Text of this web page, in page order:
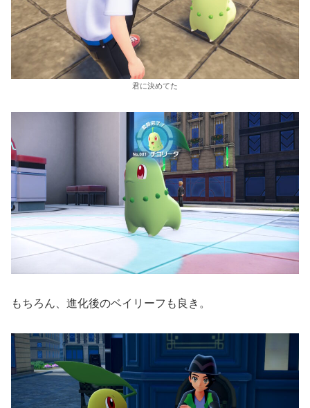
君に決めてた
もちろん、進化後のベイリーフも良き。